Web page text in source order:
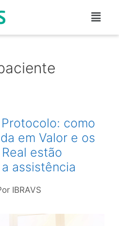
como
em Valor e os
estão
assistência
IBRAVS